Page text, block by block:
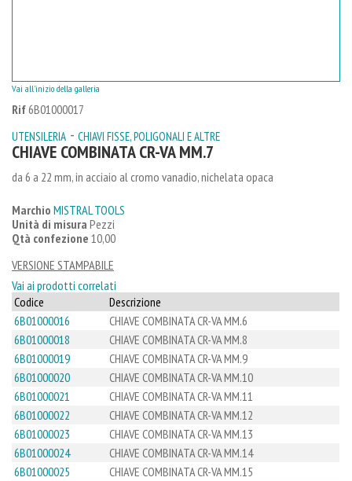
Rif6B01000017
UTENSILERIA - CHIAVI FISSE, POLIGONALI E ALTRE
CHIAVE COMBINATA CR-VA MM.7
da 6 a 22 mm, in acciaio al cromo vanadio, nichelata opaca
Marchio MISTRAL TOOLS
Unità di misura Pezzi
Qtà confezione 10,00
VERSIONE STAMPABILE
Vai ai prodotti correlati
Codice
Descrizione
6B01000016
CHIAVE COMBINATA CR-VA MM.6
6B01000018
CHIAVE COMBINATA CR-VA MM.8
6B01000019
CHIAVE COMBINATA CR-VA MM.9
6B01000020
CHIAVE COMBINATA CR-VA MM.10
6B01000021
CHIAVE COMBINATA CR-VA MM.11
6B01000022
CHIAVE COMBINATA CR-VA MM.12
6B01000023
CHIAVE COMBINATA CR-VA MM.13
6B01000024
CHIAVE COMBINATA CR-VA MM.14
6B01000025
CHIAVE COMBINATA CR-VA MM.15
Vai all'inizio della galleria